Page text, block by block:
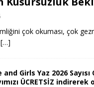
çok okuması, çok
[…]
and Girls Yaz 2026 Sayısı
ÜCRETSİZ